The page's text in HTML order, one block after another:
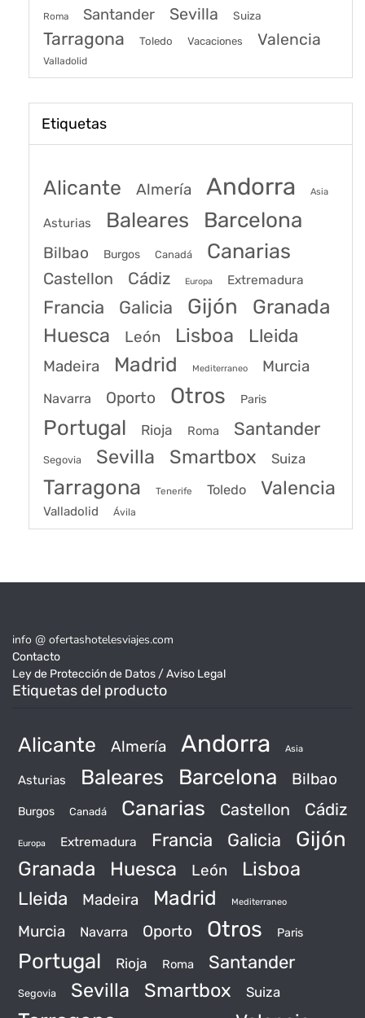
Roma Santander Sevilla Suiza
Tarragona Toledo Vacaciones Valencia
Valladolid
Etiquetas
Alicante Almería Andorra Asia
Asturias Baleares Barcelona
Bilbao Burgos Canadá Canarias
Castellon Cádiz Europa Extremadura
Francia Galicia Gijón Granada
Huesca León Lisboa Lleida
Madeira Madrid Mediterraneo Murcia
Navarra Oporto Otros Paris
Portugal Rioja Roma Santander
Segovia Sevilla Smartbox Suiza
Tarragona Tenerife Toledo Valencia
Valladolid Ávila
info @ ofertashotelesviajes.com
Contacto
Ley de Protección de Datos / Aviso Legal
Etiquetas del producto
Alicante Almería Andorra Asia
Asturias Baleares Barcelona Bilbao
Burgos Canadá Canarias Castellon Cádiz
Europa Extremadura Francia Galicia Gijón
Granada Huesca León Lisboa
Lleida Madeira Madrid Mediterraneo
Murcia Navarra Oporto Otros Paris
Portugal Rioja Roma Santander
Segovia Sevilla Smartbox Suiza